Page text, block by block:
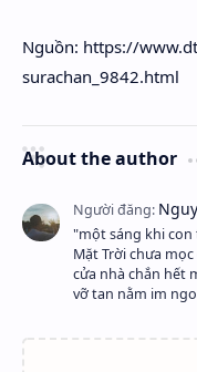
Nguồn: https://
surachan_9842.html
About the author
"một sáng khi con
Mặt Trời chưa
cửa nhà chắn hết
vỡ tan nằm im